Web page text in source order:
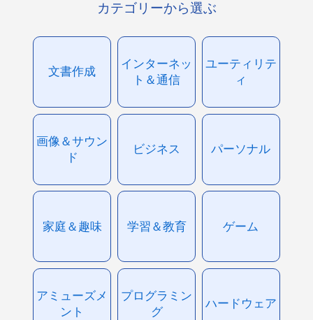
カテゴリーから選ぶ
文書作成
インターネッ
ト＆通信
ユーティリテ
ィ
画像＆サウン
ド
ビジネス パーソナル
家庭＆趣味 学習＆教育 ゲーム
アミューズメ
ント
プログラミン
グ
ハードウェア